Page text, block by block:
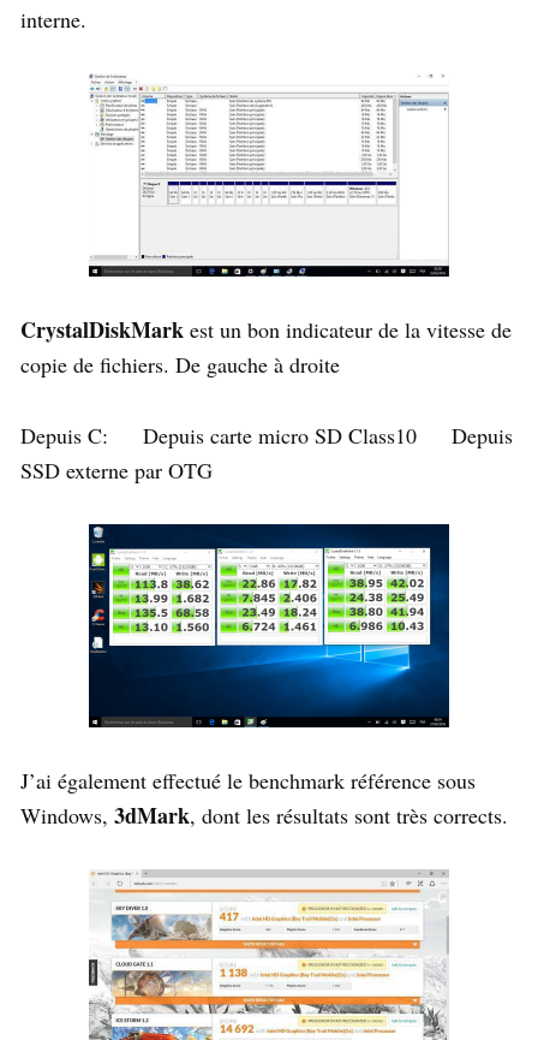
interne.
CrystalDiskMark est un bon indicateur de la vitesse de
copie de fichiers. De gauche à droite
Depuis C: Depuis carte micro SD Class10 Depuis
SSD externe par OTG
J’ai également effectué le benchmark référence sous
Windows, 3dMark, dont les résultats sont très corrects.